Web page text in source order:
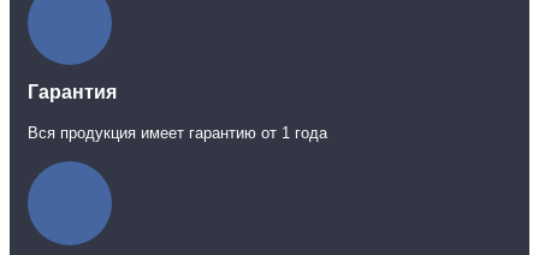
Гарантия
Вся продукция имеет гарантию от 1 года